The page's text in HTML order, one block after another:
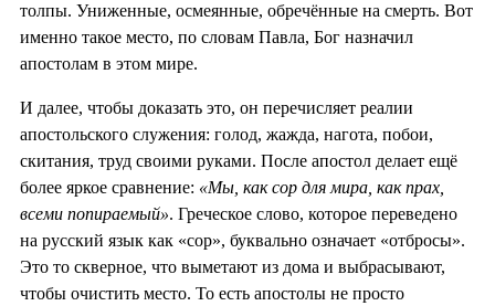
толпы. Униженные, осмеянные, обречённые на смерть. Вот
именно такое место, по словам Павла, Бог назначил
апостолам в этом мире.
И далее, чтобы доказать это, он перечисляет реалии
апостольского служения: голод, жажда, нагота, побои,
скитания, труд своими руками. После апостол делает ещё
более яркое сравнение: «Мы, как сор для мира, как прах,
всеми попираемый». Греческое слово, которое переведено
на русский язык как «сор», буквально означает «отбросы».
Это то скверное, что выметают из дома и выбрасывают,
чтобы очистить место. То есть апостолы не просто